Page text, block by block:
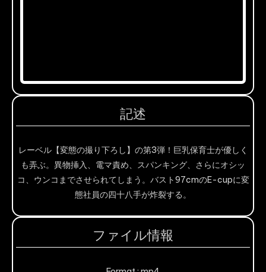
記述
レーベル【変態の撮り下ろし】の第3弾！巨乳保育士が優しく
も弄ぶ。異物挿入、電マ責め、スパンキング、さらにオシッ
コ、ウンコまでさせられてしまう。バスト97cmのE-cupに変
態社員の四十八手が炸裂する。
ファイル情報